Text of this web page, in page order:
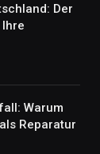
Der
Warum
Reparatur